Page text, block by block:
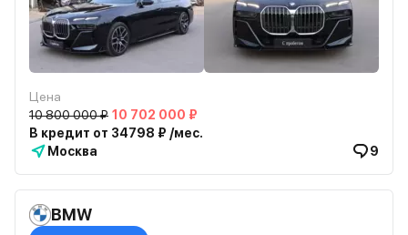
Цена
10 800 000 ₽ 10 702 000 ₽
В кредит от 34798 ₽ /мес.
Москва
9
BMW